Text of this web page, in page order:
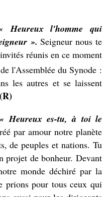
Heureux l'homme qui
».Seigneur nous te
réunis en ce moment
l'Assemblée du Synode :
les autres et se laissent
(R)
« Heureux es-tu, à toi le
par amour notre planète
de peuples et nations. Tu
projet de bonheur. Devant
monde déchiré par la
prions pour tous ceux qui